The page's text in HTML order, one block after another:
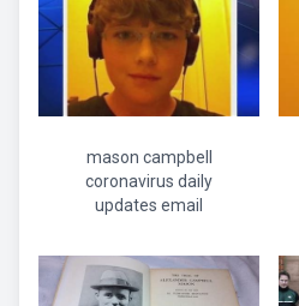
mason campbell
coronavirus daily
updates email